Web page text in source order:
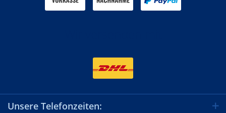
Unsere Telefonzeiten: